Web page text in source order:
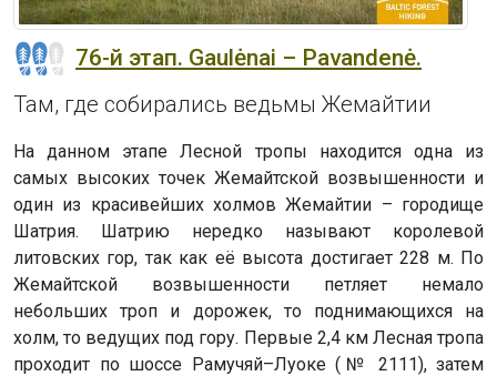
76-й этап. Gaulėnai – Pavandenė.
Там, где собирались ведьмы Жемайтии
На данном этапе Лесной тропы находится одна из
самых высоких точек Жемайтской возвышенности и
один из красивейших холмов Жемайтии – городище
Шатрия. Шатрию нередко называют королевой
литовских гор, так как её высота достигает 228 м. По
Жемайтской возвышенности петляет немало
небольших троп и дорожек, то поднимающихся на
холм, то ведущих под гору. Первые 2,4 км Лесная тропа
проходит по шоссе Рамучяй–Луоке (№ 2111), затем